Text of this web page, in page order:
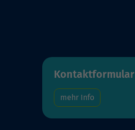
Kontaktformular
mehr Info